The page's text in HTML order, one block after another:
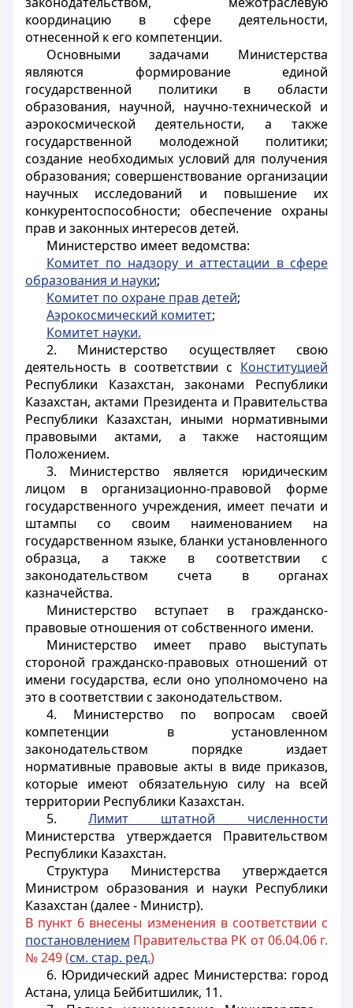
координацию в сфере деятельности,
отнесенной к его компетенции.
Основными задачами Министерства
являются формирование единой
государственной политики в области
образования, научной, научно-технической и
аэрокосмической деятельности, а также
государственной молодежной политики;
создание необходимых условий для получения
образования; совершенствование организации
научных исследований и повышение их
конкурентоспособности; обеспечение охраны
прав и законных интересов детей.
Министерство имеет ведомства:
Комитет по надзору и аттестации в сфере
образования и науки;
Комитет по охране прав детей;
Аэрокосмический комитет;
Комитет науки.
2. Министерство осуществляет свою
деятельность в соответствии с Конституцией
Республики Казахстан, законами Республики
Казахстан, актами Президента и Правительства
Республики Казахстан, иными нормативными
правовыми актами, а также настоящим
Положением.
3. Министерство является юридическим
лицом в организационно-правовой форме
государственного учреждения, имеет печати и
штампы со своим наименованием на
государственном языке, бланки установленного
образца, а также в соответствии с
законодательством счета в органах
казначейства.
Министерство вступает в гражданско-
правовые отношения от собственного имени.
Министерство имеет право выступать
стороной гражданско-правовых отношений от
имени государства, если оно уполномочено на
это в соответствии с законодательством.
4. Министерство по вопросам своей
компетенции в установленном
законодательством порядке издает
нормативные правовые акты в виде приказов,
которые имеют обязательную силу на всей
территории Республики Казахстан.
5.Лимит штатной численности
Министерства утверждается Правительством
Республики Казахстан.
Структура Министерства утверждается
Министром образования и науки Республики
Казахстан (далее - Министр).
В пункт 6 внесены изменения в соответствии с
постановлением Правительства РК от 06.04.06 г.
№ 249 (см. стар. ред.)
6. Юридический адрес Министерства: город
Астана, улица Бейбитшилик, 11.